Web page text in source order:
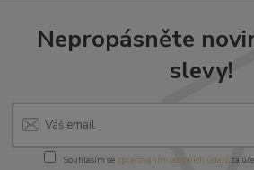
Nepropásněte
slevy!
Souhlasím se zpracováním osobních údajůza